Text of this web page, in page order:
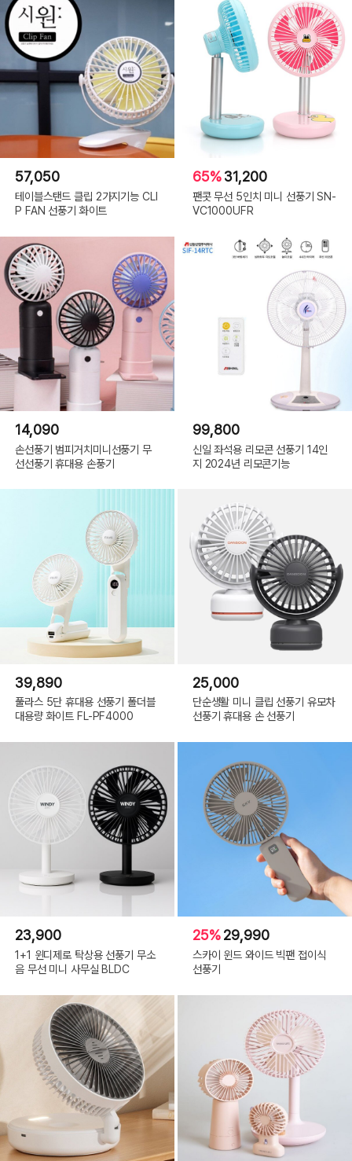
57,050
테이블스탠드 클립 2가지기능 CLI
P FAN 선풍기 화이트
65%31,200
팬콧 무선 5인치 미니 선풍기 SN-
VC1000UFR
14,090
손선풍기 범피거치미니선풍기 무
선선풍기 휴대용 손풍기
99,800
신일 좌석용 리모콘 선풍기 14인
지 2024년 리모콘기능
39,890
풀라스 5단 휴대용 선풍기 폴더블
대용량 화이트 FL-PF4000
25,000
단순생활 미니 클립 선풍기 유모차
선풍기 휴대용 손 선풍기
23,900
1+1 윈디제로 탁상용 선풍기 무소
음 무선 미니 사무실 BLDC
25%29,990
스카이 윈드 와이드 빅팬 접이식
선풍기